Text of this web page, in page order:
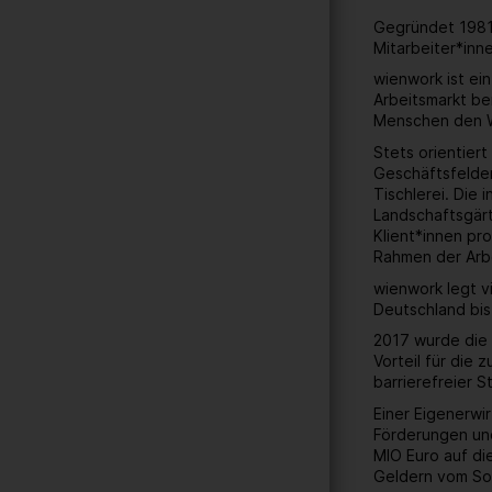
Gegründet
wienwork ist
Arbeitsmarkt
Menschen den
Stets orientiert
Tischlerei. Die
Klient*innen
Rahmen der
wienwork legt
Deutschland
2017 wurde
Vorteil für die
barrierefreier
Einer
Förderungen
MIO Euro auf
Geldern vom